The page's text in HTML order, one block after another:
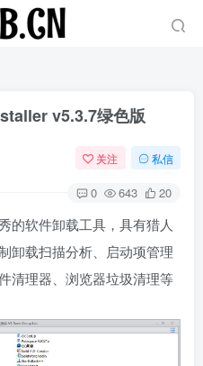
v5.3.7绿色版
关注 私信
0 643 20
的软件卸载工具，具有猎人
卸载扫描分析、启动项管理
清理器、浏览器垃圾清理等